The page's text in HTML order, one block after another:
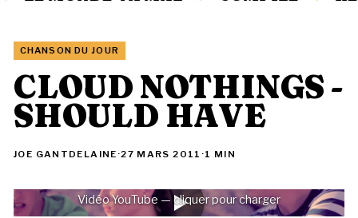
CHANSON DU JOUR
CLOUD NOTHINGS -
SHOULD HAVE
JOE GANTDELAINE ·27 MARS 2011 ·1 MIN
Vidéo YouTube — cliquer pour charger